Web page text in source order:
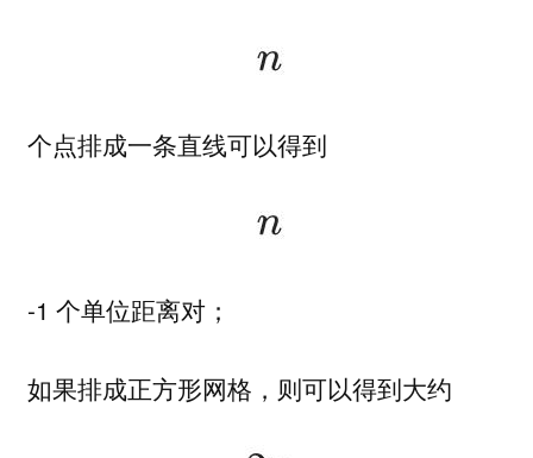
个点排成一条直线可以得到
-1 个单位距离对；
如果排成正方形网格，则可以得到大约